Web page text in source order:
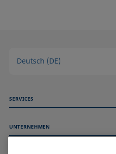
Deutsch (DE)
SERVICES
Technischer Service
UNTERNEHMEN